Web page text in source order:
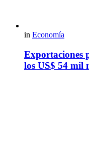
in Economía
Exportaciones
los US$ 54 mil